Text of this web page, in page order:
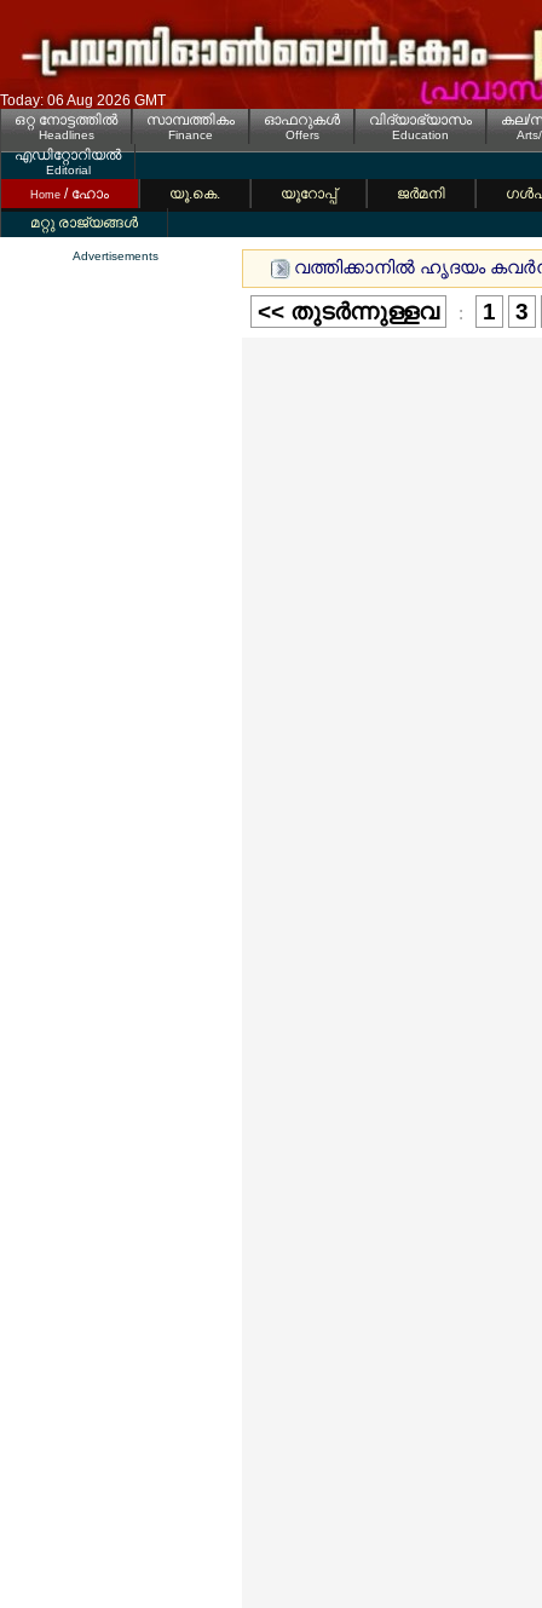
Today: 06 Aug 2026 GMT
ഒറ്റ നോട്ടത്തില്‍
Headlines
സാമ്പത്തികം
Finance
ഓഫറുകള്‍
Offers
വിദ്യാഭ്യാസം
Education
കല/
എഡിറ്റോറിയല്‍
Editorial
Home / ഹോം യൂ.കെ. യൂറോപ്പ് ജര്‍മനി
മറ്റു രാജ്യങ്ങള്‍
Advertisements
വത്തിക്കാനില്‍ ഹൃദയം
<< തുടര്‍ന്നുള്ളവ : 1 3